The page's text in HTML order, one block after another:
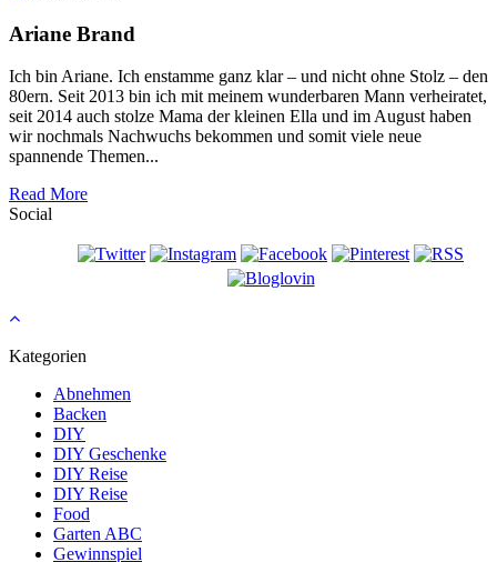
Ariane Brand
Ich bin Ariane. Ich enstamme ganz klar – und nicht ohne Stolz – den
80ern. Seit 2013 bin ich mit meinem wunderbaren Mann verheiratet,
seit 2014 auch stolze Mama der kleinen Ella und im August haben
wir nochmals Nachwuchs bekommen und somit viele neue
spannende Themen...
Read More
Social
Kategorien
Abnehmen
Backen
DIY
DIY Geschenke
DIY Reise
DIY Reise
Food
Garten ABC
Gewinnspiel